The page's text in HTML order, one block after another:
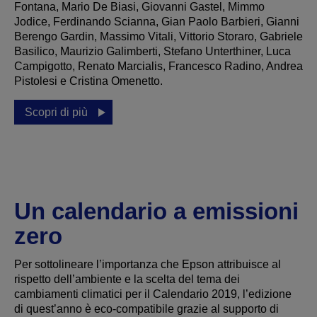
Fontana, Mario De Biasi, Giovanni Gastel, Mimmo
Jodice, Ferdinando Scianna, Gian Paolo Barbieri, Gianni
Berengo Gardin, Massimo Vitali, Vittorio Storaro, Gabriele
Basilico, Maurizio Galimberti, Stefano Unterthiner, Luca
Campigotto, Renato Marcialis, Francesco Radino, Andrea
Pistolesi e Cristina Omenetto.
Scopri di più
Un calendario a emissioni
zero
Per sottolineare l’importanza che Epson attribuisce al
rispetto dell’ambiente e la scelta del tema dei
cambiamenti climatici per il Calendario 2019, l’edizione
di quest’anno è eco-compatibile grazie al supporto di